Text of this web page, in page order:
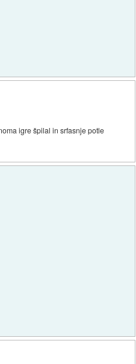
igre špilal in srfasnje potle